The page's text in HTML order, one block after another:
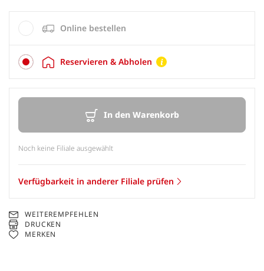
Online bestellen
Reservieren & Abholen
In den Warenkorb
Noch keine Filiale ausgewählt
Verfügbarkeit in anderer Filiale prüfen
WEITEREMPFEHLEN
DRUCKEN
MERKEN